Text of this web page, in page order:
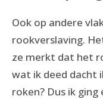
Ook op andere
rookverslaving.
ze merkt dat het
wat ik deed dacht
roken? Dus ik